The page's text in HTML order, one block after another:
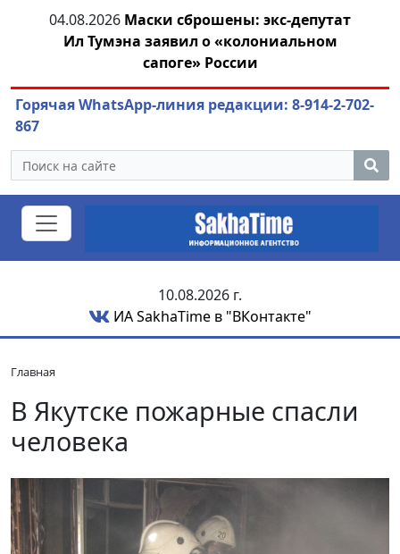
04.08.2026 Маски сброшены: экс-депутат
Ил Тумэна заявил о «колониальном
сапоге» России
Горячая WhatsApp-линия редакции: 8-914-2-702-
867
10.08.2026 г.
ИА SakhaTime в "ВКонтакте"
Главная
В Якутске пожарные спасли
человека